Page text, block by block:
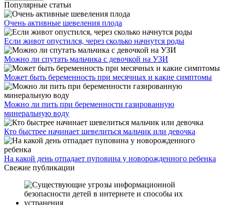
Популярные статьи
Очень активные шевеления плода
Если живот опустился, через сколько начнутся роды
Можно ли спутать мальчика с девочкой на УЗИ
Может быть беременность при месячных и какие симптомы
Можно ли пить при беременности газированную
минеральную воду
Кто быстрее начинает шевелиться мальчик или девочка
На какой день отпадает пуповина у новорожденного ребенка
Свежие публикации